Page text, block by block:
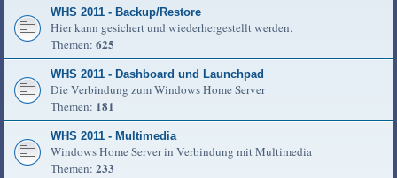
WHS 2011 - Backup/Restore
Hier kann gesichert und wiederhergestellt werden.
Themen: 625
WHS 2011 - Dashboard und Launchpad
Die Verbindung zum Windows Home Server
Themen: 181
WHS 2011 - Multimedia
Windows Home Server in Verbindung mit Multimedia
Themen: 233